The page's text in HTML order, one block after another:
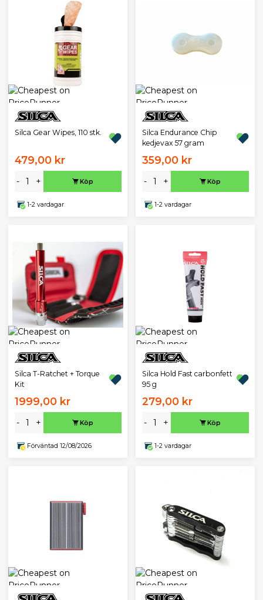
Silca Gear Wipes, 110 stk.
479,00 kr
- + Köp
1-2 vardagar
Silca Endurance Chip
kedjevax 57 gram
359,00 kr
- + Köp
1-2 vardagar
Silca T-Ratchet + Torque
Kit
1999,00 kr
- + Köp
Förväntad 12/08/2026
Silca Hold Fast carbonfett
95 g
279,00 kr
- + Köp
1-2 vardagar